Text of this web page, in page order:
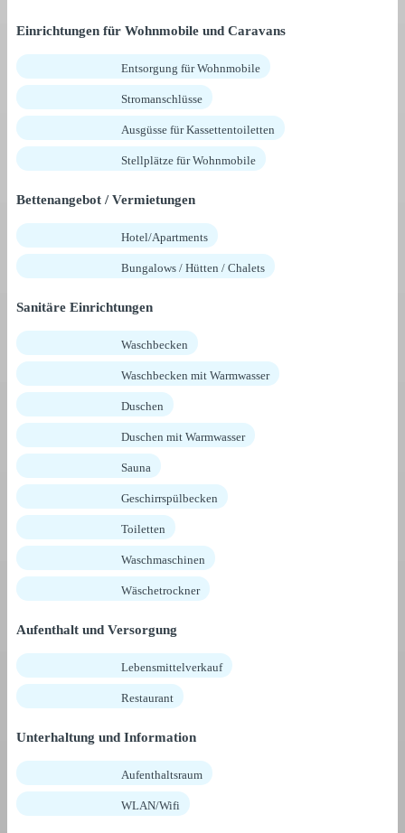
Einrichtungen für Wohnmobile und Caravans
Entsorgung für Wohnmobile
Stromanschlüsse
Ausgüsse für Kassettentoiletten
Stellplätze für Wohnmobile
Bettenangebot / Vermietungen
Hotel/Apartments
Bungalows / Hütten / Chalets
Sanitäre Einrichtungen
Waschbecken
Waschbecken mit Warmwasser
Duschen
Duschen mit Warmwasser
Sauna
Geschirrspülbecken
Toiletten
Waschmaschinen
Wäschetrockner
Aufenthalt und Versorgung
Lebensmittelverkauf
Restaurant
Unterhaltung und Information
Aufenthaltsraum
WLAN/Wifi